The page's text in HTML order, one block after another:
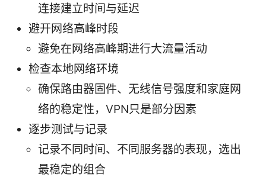
连接建立时间与延迟
避开网络高峰时段
避免在网络高峰期进行大流量活动
检查本地网络环境
确保路由器固件、无线信号强度和家庭网
络的稳定性，VPN只是部分因素
逐步测试与记录
记录不同时间、不同服务器的表现，选出
最稳定的组合